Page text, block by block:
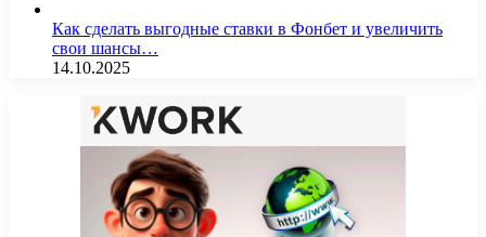
Как сделать выгодные ставки в Фонбет и увеличить
свои шансы…
14.10.2025